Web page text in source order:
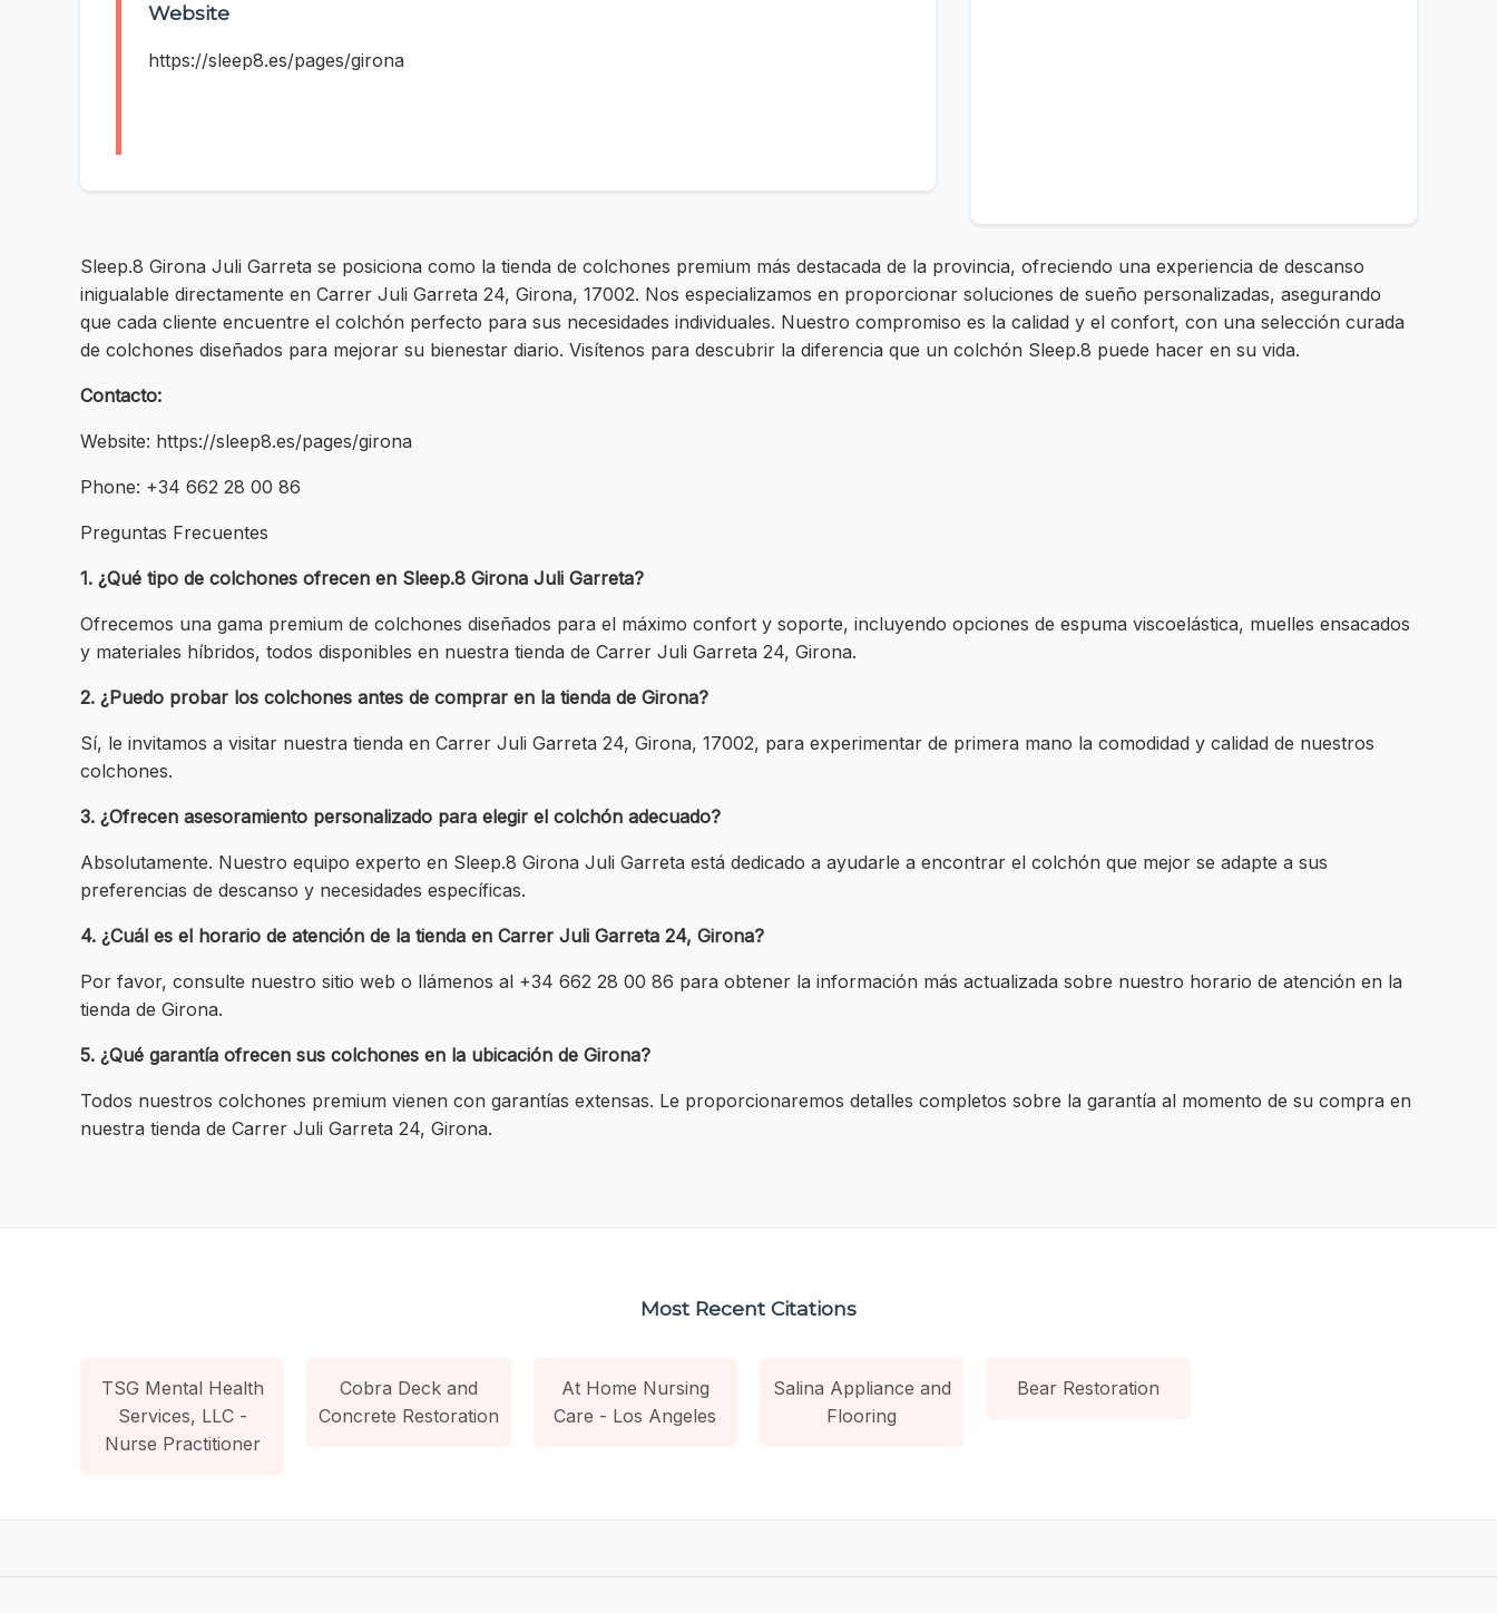
Website
https://sleep8.es/pages/girona
Sleep.8 Girona Juli Garreta se posiciona como la tienda de colchones premium más destacada de la provincia, ofreciendo una experiencia de descanso
inigualable directamente en Carrer Juli Garreta 24, Girona, 17002. Nos especializamos en proporcionar soluciones de sueño personalizadas, asegurando
que cada cliente encuentre el colchón perfecto para sus necesidades individuales. Nuestro compromiso es la calidad y el confort, con una selección curada
de colchones diseñados para mejorar su bienestar diario. Visítenos para descubrir la diferencia que un colchón Sleep.8 puede hacer en su vida.
Contacto:
Website: https://sleep8.es/pages/girona
Phone: +34 662 28 00 86
Preguntas Frecuentes
1. ¿Qué tipo de colchones ofrecen en Sleep.8 Girona Juli Garreta?
Ofrecemos una gama premium de colchones diseñados para el máximo confort y soporte, incluyendo opciones de espuma viscoelástica, muelles ensacados
y materiales híbridos, todos disponibles en nuestra tienda de Carrer Juli Garreta 24, Girona.
2. ¿Puedo probar los colchones antes de comprar en la tienda de Girona?
Sí, le invitamos a visitar nuestra tienda en Carrer Juli Garreta 24, Girona, 17002, para experimentar de primera mano la comodidad y calidad de nuestros
colchones.
3. ¿Ofrecen asesoramiento personalizado para elegir el colchón adecuado?
Absolutamente. Nuestro equipo experto en Sleep.8 Girona Juli Garreta está dedicado a ayudarle a encontrar el colchón que mejor se adapte a sus
preferencias de descanso y necesidades específicas.
4. ¿Cuál es el horario de atención de la tienda en Carrer Juli Garreta 24, Girona?
Por favor, consulte nuestro sitio web o llámenos al +34 662 28 00 86 para obtener la información más actualizada sobre nuestro horario de atención en la
tienda de Girona.
5. ¿Qué garantía ofrecen sus colchones en la ubicación de Girona?
Todos nuestros colchones premium vienen con garantías extensas. Le proporcionaremos detalles completos sobre la garantía al momento de su compra en
nuestra tienda de Carrer Juli Garreta 24, Girona.
Most Recent Citations
TSG Mental Health
Services, LLC -
Nurse Practitioner
Cobra Deck and
Concrete Restoration
At Home Nursing
Care - Los Angeles
Salina Appliance and
Flooring
Bear Restoration